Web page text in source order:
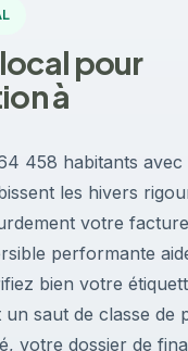
pour
à
458 habitants
les hivers
votre
performante
bien votre
saut de classe
votre dossier de